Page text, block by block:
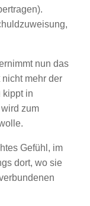
nun das
mehr der
kippt in
zum
Gefühl, im
dort, wo sie